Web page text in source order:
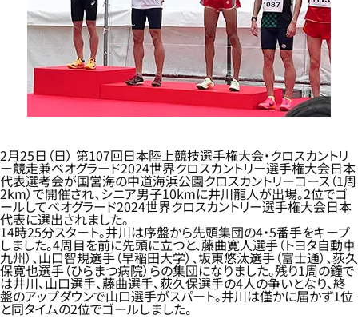
2月25日（日） 第107回日本陸上競技選手権大会・クロスカントリ
ー競走兼ベオグラード2024世界クロスカントリー選手権大会日本
代表選考会が国営海の中道海浜公園クロスカントリーコース（1周
2km）で開催され、シニア男子10kmに井川龍人が出場。2位でゴ
ールしてベオグラード2024世界クロスカントリー選手権大会日本
代表に選出されました。
14時25分スタート。井川は序盤から先頭集団の4・5番手をキープ
しました。4周目を前に先頭に立つと、藤曲寛人選手（トヨタ自動車
九州）、山口智規選手（早稲田大学）、坂東悠汰選手（富士通）、荻久
保寛也選手（ひらまつ病院）らの集団になりました。残り1周の鐘で
は井川、山口選手、藤曲選手、荻久保選手の4人の争いとなり、終
盤のアップダウンで山口選手がスパート。井川は僅かに届かず1位
と同タイムの2位でゴールしました。